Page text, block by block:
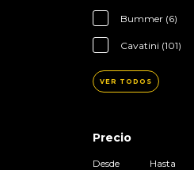
Bummer (6)
Cavatini (101)
VER TODOS
Precio
Desde Hasta